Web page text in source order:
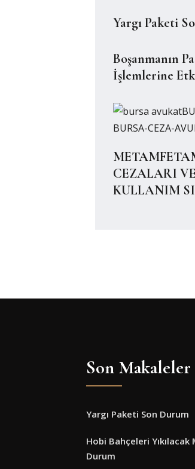
Yargı Paketi
Boşanmanın
İşlemlerine
CEZALARI
KULLANIM
Son Makaleler
Yargı Paketi Son Durum
Hobi Bahçeleri Yıkılacak
Durum